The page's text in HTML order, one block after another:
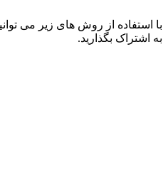
با استفاده از روش های زیر می
به اشتراک بگذارید.